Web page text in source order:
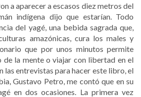
a aparecer a escasos diez metros del
indígena dijo que estarían. Todo
del yagé, una bebida sagrada que,
amazónicas, cura los males y
que por unos minutos permite
de la mente o viajar con libertad en el
las entrevistas para hacer este libro, el
Gustavo Petro, me contó que en su
en dos ocasiones. La primera vez